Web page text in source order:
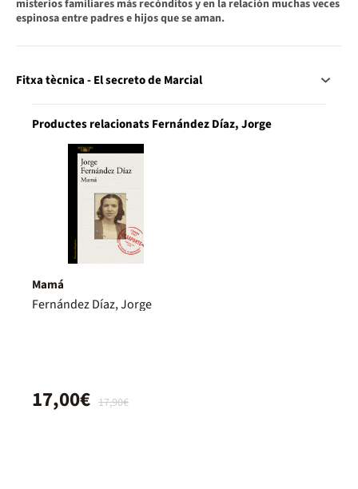
misterios familiares más recónditos y en la relación muchas veces
espinosa entre padres e hijos que se aman.
Fitxa tècnica - El secreto de Marcial
Productes relacionats Fernández Díaz, Jorge
Mamá
Fernández Díaz, Jorge
17,90€
17,00€